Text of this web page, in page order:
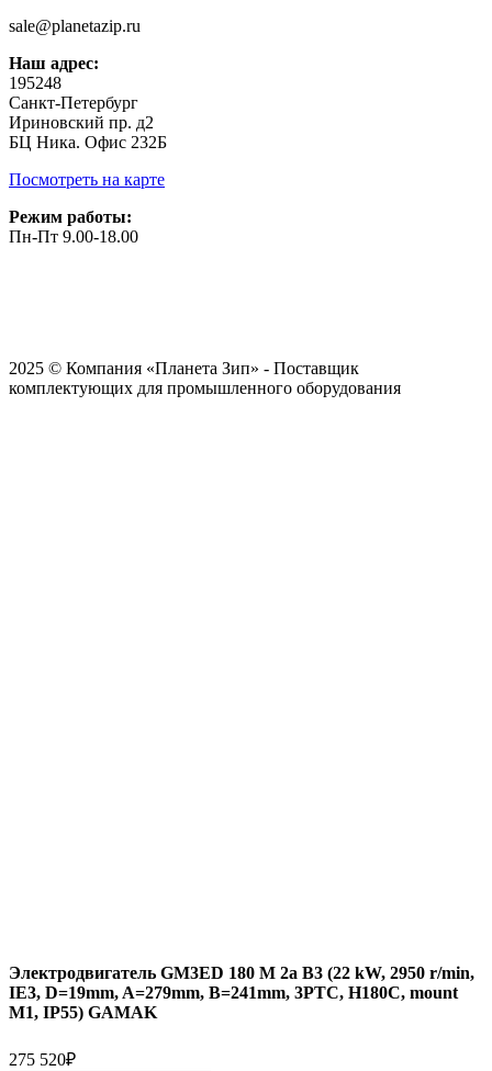
sale@planetazip.ru
Наш адрес:
195248
Санкт-Петербург
Ириновский пр. д2
БЦ Ника. Офис 232Б
Посмотреть на карте
Режим работы:
Пн-Пт 9.00-18.00
2025 © Компания «Планета Зип» - Поставщик
комплектующих для промышленного оборудования
Электродвигатель GM3ED 180 M 2a B3 (22 kW, 2950 r/min,
IE3, D=19mm, A=279mm, B=241mm, 3PTC, H180C, mount
M1, IP55) GAMAK
275 520₽